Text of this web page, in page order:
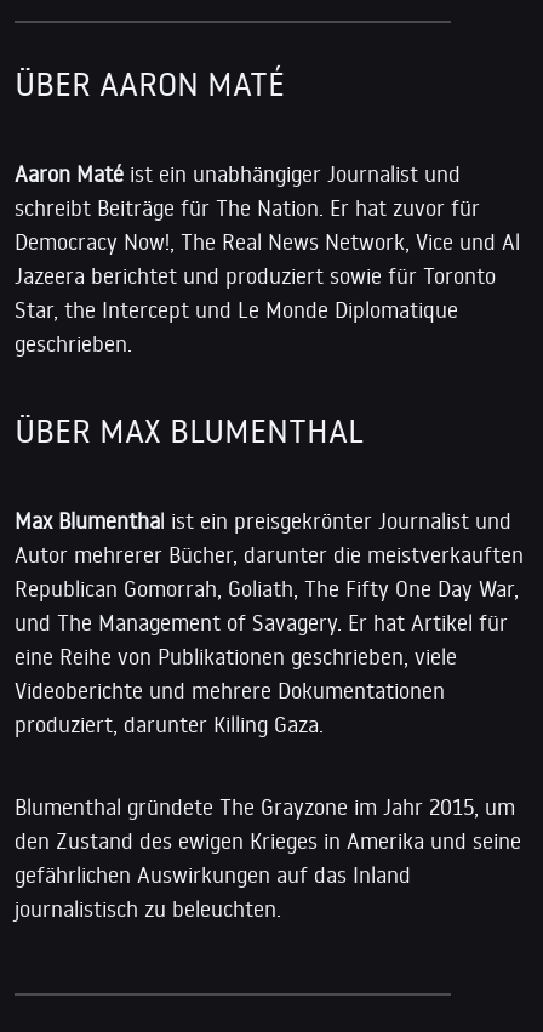
ÜBER AARON MATÉ
Aaron Maté ist ein unabhängiger Journalist und
schreibt Beiträge für The Nation. Er hat zuvor für
Democracy Now!, The Real News Network, Vice und Al
Jazeera berichtet und produziert sowie für Toronto
Star, the Intercept und Le Monde Diplomatique
geschrieben.
ÜBER MAX BLUMENTHAL
Max Blumenthal ist ein preisgekrönter Journalist und
Autor mehrerer Bücher, darunter die meistverkauften
Republican Gomorrah, Goliath, The Fifty One Day War,
und The Management of Savagery. Er hat Artikel für
eine Reihe von Publikationen geschrieben, viele
Videoberichte und mehrere Dokumentationen
produziert, darunter Killing Gaza.
Blumenthal gründete The Grayzone im Jahr 2015, um
den Zustand des ewigen Krieges in Amerika und seine
gefährlichen Auswirkungen auf das Inland
journalistisch zu beleuchten.